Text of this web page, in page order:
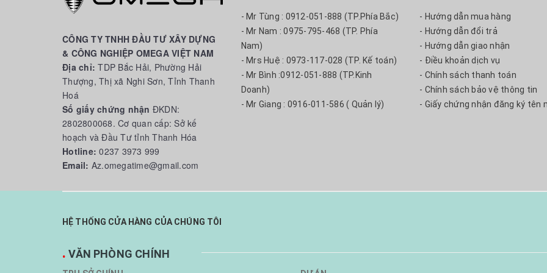
CÔNG TY TNHH ĐẦU TƯ XÂY DỰNG
& CÔNG NGHIỆP OMEGA VIỆT NAM
Địa chỉ:TDP Bắc Hải, Phường Hải
Thượng, Thị xã Nghi Sơn, Tỉnh Thanh
Hoá
Số giấy chứng nhận ĐKDN:
2802800068. Cơ quan cấp: Sở kế
hoạch và Đầu Tư tỉnh Thanh Hóa
Hotline:0237 3973 999
Email: Az.omegatime@gmail.com
- Mr Tùng : 0912-051-888 (TP.Phía Bắc)
- Mr Nam : 0975-795-468 (TP. Phía
Nam)
- Mrs Huệ : 0973-117-028 (TP. Kế toán)
- Mr Bình :0912-051-888 (TP.Kinh
Doanh)
- Mr Giang : 0916-011-586 ( Quản lý)
- Hướng dẫn mua hàng
- Hướng dẫn đổi trả
- Hướng dẫn giao nhận
- Điều khoản dịch vụ
- Chính sách thanh toán
- Chính sách bảo vệ thông tin
- Giấy chứng nhận đăng ký tên
HỆ THỐNG CỬA HÀNG CỦA CHÚNG TÔI
. VĂN PHÒNG CHÍNH